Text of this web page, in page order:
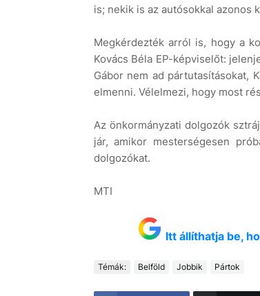
is; nekik is az autósokkal azonos
Megkérdezték arról is, hogy a
Kovács Béla EP-képviselőt:
Gábor nem ad pártutasításokat,
elmenni. Vélelmezi, hogy most
Az önkormányzati dolgozók
jár, amikor mesterségesen
dolgozókat.
MTI
Itt állíthatja be,
Témák: Belföld Jobbik Pártok